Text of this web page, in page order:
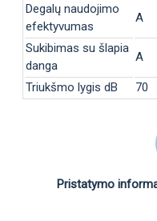
Degalų naudojimo
efektyvumas
A
Sukibimas su šlapia
danga
A
Triukšmo lygis dB 70
Pristatymo